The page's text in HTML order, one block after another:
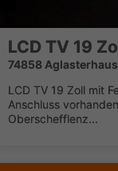
LCD TV 19
74858
LCD TV 19 Zoll mit
Anschluss
Oberschefflenz...